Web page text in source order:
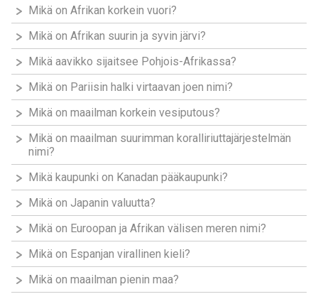
Mikä on Afrikan korkein vuori?
Mikä on Afrikan suurin ja syvin järvi?
Mikä aavikko sijaitsee Pohjois-Afrikassa?
Mikä on Pariisin halki virtaavan joen nimi?
Mikä on maailman korkein vesiputous?
Mikä on maailman suurimman koralliriuttajärjestelmän
nimi?
Mikä kaupunki on Kanadan pääkaupunki?
Mikä on Japanin valuutta?
Mikä on Euroopan ja Afrikan välisen meren nimi?
Mikä on Espanjan virallinen kieli?
Mikä on maailman pienin maa?